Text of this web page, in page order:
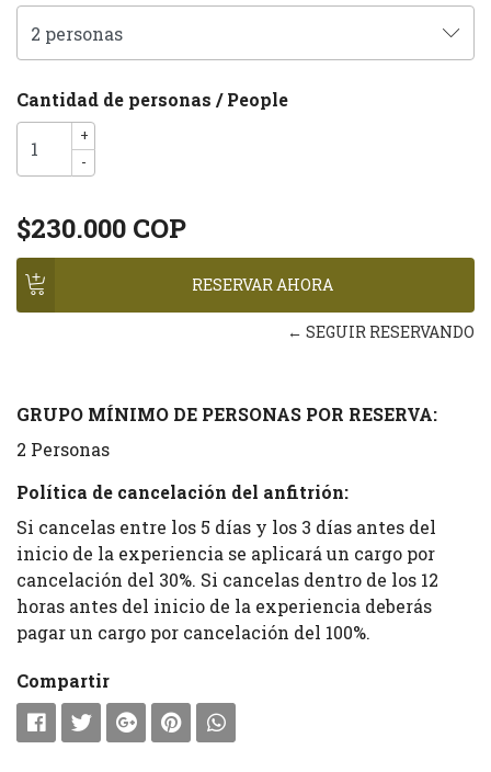
Cantidad de personas / People
+
-
$230.000 COP
← SEGUIR RESERVANDO
GRUPO MÍNIMO DE PERSONAS POR RESERVA:
2 Personas
Política de cancelación del anfitrión:
Si cancelas entre los 5 días y los 3 días antes del
inicio de la experiencia se aplicará un cargo por
cancelación del 30%. Si cancelas dentro de los 12
horas antes del inicio de la experiencia deberás
pagar un cargo por cancelación del 100%.
Compartir